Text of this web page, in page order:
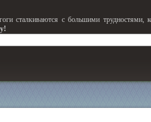
сталкиваются с большими трудностями,